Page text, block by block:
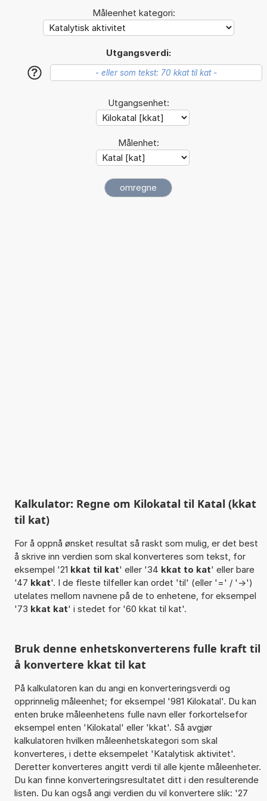
Måleenhet kategori:
Utgangsverdi:
?
Utgangsenhet:
Målenhet:
Kalkulator: Regne om Kilokatal til Katal (kkat
til kat)
For å oppnå ønsket resultat så raskt som mulig, er det best
å skrive inn verdien som skal konverteres som tekst, for
eksempel '21 kkat til kat' eller '34 kkat to kat' eller bare
'47 kkat'. I de fleste tilfeller kan ordet 'til' (eller '=' / '->')
utelates mellom navnene på de to enhetene, for eksempel
'73 kkat kat' i stedet for '60 kkat til kat'.
Bruk denne enhetskonverterens fulle kraft til
å konvertere kkat til kat
På kalkulatoren kan du angi en konverteringsverdi og
opprinnelig måleenhet; for eksempel '981 Kilokatal'. Du kan
enten bruke måleenhetens fulle navn eller forkortelsefor
eksempel enten 'Kilokatal' eller 'kkat'. Så avgjør
kalkulatoren hvilken måleenhetskategori som skal
konverteres, i dette eksempelet 'Katalytisk aktivitet'.
Deretter konverteres angitt verdi til alle kjente måleenheter.
Du kan finne konverteringsresultatet ditt i den resulterende
listen. Du kan også angi verdien du vil konvertere slik: '27